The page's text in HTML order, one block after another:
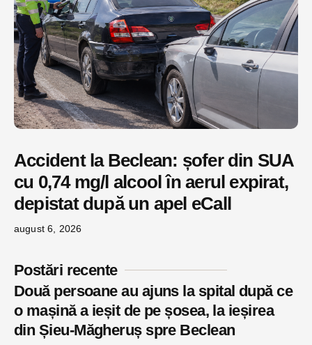
Accident la Beclean: șofer din SUA
cu 0,74 mg/l alcool în aerul expirat,
depistat după un apel eCall
august 6, 2026
Postări recente
Două persoane au ajuns la spital după ce
o mașină a ieșit de pe șosea, la ieșirea
din Șieu-Măgheruș spre Beclean